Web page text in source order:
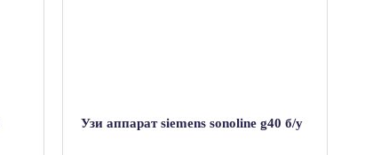
Узи аппарат siemens sonoline g40 б/у